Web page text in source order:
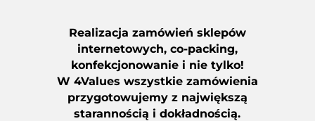
Realizacja zamówień sklepów
internetowych, co-packing,
konfekcjonowanie i nie tylko!
W 4Values wszystkie zamówienia
przygotowujemy z największą
starannością i dokładnością.